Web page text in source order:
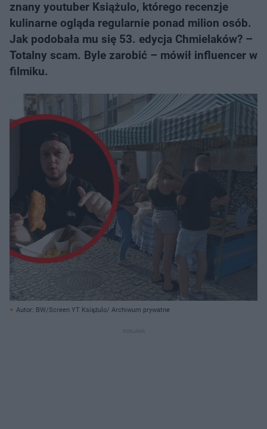
znany youtuber Książulo, którego recenzje
kulinarne ogląda regularnie ponad milion osób.
Jak podobała mu się 53. edycja Chmielaków? –
Totalny scam. Byle zarobić – mówił influencer w
filmiku.
Autor: BW/Screen YT Książulo/ Archiwum prywatne